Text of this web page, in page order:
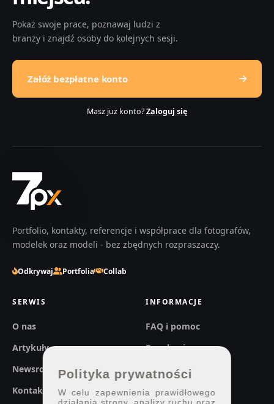
Pokaż swoje prace, poznawaj ludzi z
branży i znajdź osoby do kolejnych sesji.
Załóż bezpłatne konto
Masz już konto?Zaloguj się
Portfolio, kontakty, referencje i współprace dla fotografów,
modelek oraz modeli - bez zbędnych rozpraszaczy.
Odkrywaj Portfolia Collab
SERWIS
O nas
Artykuły
Newsroom
Kontakt
INFORMACJE
FAQ i pomoc
Regulaminy
Prywatność
Polityka prywatności
W celu zapewnienia prawidłowego